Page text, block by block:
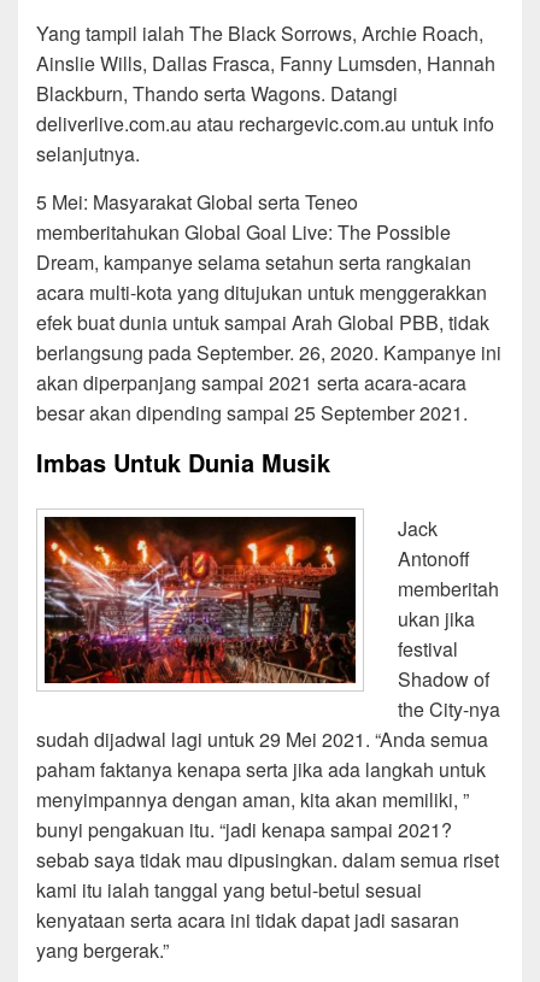
Yang tampil ialah The Black Sorrows, Archie Roach,
Ainslie Wills, Dallas Frasca, Fanny Lumsden, Hannah
Blackburn, Thando serta Wagons. Datangi
deliverlive.com.au atau rechargevic.com.au untuk info
selanjutnya.
5 Mei: Masyarakat Global serta Teneo
memberitahukan Global Goal Live: The Possible
Dream, kampanye selama setahun serta rangkaian
acara multi-kota yang ditujukan untuk menggerakkan
efek buat dunia untuk sampai Arah Global PBB, tidak
berlangsung pada September. 26, 2020. Kampanye ini
akan diperpanjang sampai 2021 serta acara-acara
besar akan dipending sampai 25 September 2021.
Imbas Untuk Dunia Musik
Jack
Antonoff
memberitah
ukan jika
festival
Shadow of
the City-nya
sudah dijadwal lagi untuk 29 Mei 2021. “Anda semua
paham faktanya kenapa serta jika ada langkah untuk
menyimpannya dengan aman, kita akan memiliki, ”
bunyi pengakuan itu. “jadi kenapa sampai 2021?
sebab saya tidak mau dipusingkan. dalam semua riset
kami itu ialah tanggal yang betul-betul sesuai
kenyataan serta acara ini tidak dapat jadi sasaran
yang bergerak.”